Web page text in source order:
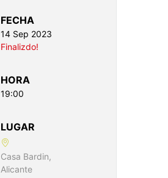
FECHA
14 Sep 2023
Finalizdo!
HORA
19:00
LUGAR
Casa Bardin,
Alicante